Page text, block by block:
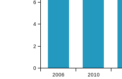
2006 2010
0
2
4
6